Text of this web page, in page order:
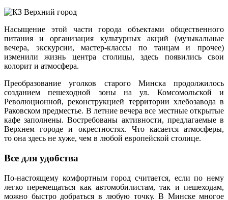
Насыщение этой части города объектами общественного
питания и организация культурных акций (музыкальные
вечера, экскурсии, мастер-классы по танцам и прочее)
изменили жизнь центра столицы, здесь появились свои
колорит и атмосфера.
Преобразование уголков старого Минска продолжилось
созданием пешеходной зоны на ул. Комсомольской и
Революционной, реконструкцией территории хлебозавода в
Раковском предместье. В летние вечера все местные открытые
кафе заполнены. Востребованы активности, предлагаемые в
Верхнем городе и окрестностях. Что касается атмосферы,
то она здесь не хуже, чем в любой европейской столице.
Все для удобства
По-настоящему комфортным город считается, если по нему
легко перемещаться как автомобилистам, так и пешеходам,
можно быстро добраться в любую точку. В Минске многое